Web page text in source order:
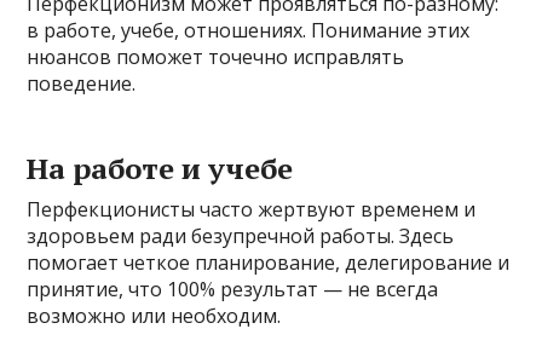
в работе, учебе, отношениях. Понимание этих
нюансов поможет точечно исправлять
поведение.
На работе и учебе
Перфекционисты часто жертвуют временем и
здоровьем ради безупречной работы. Здесь
помогает четкое планирование, делегирование и
принятие, что 100% результат — не всегда
возможно или необходим.